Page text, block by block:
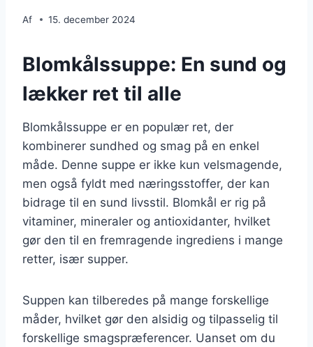
Af 15. december 2024
Blomkålssuppe: En sund og
lækker ret til alle
Blomkålssuppe er en populær ret, der
kombinerer sundhed og smag på en enkel
måde. Denne suppe er ikke kun velsmagende,
men også fyldt med næringsstoffer, der kan
bidrage til en sund livsstil. Blomkål er rig på
vitaminer, mineraler og antioxidanter, hvilket
gør den til en fremragende ingrediens i mange
retter, især supper.
Suppen kan tilberedes på mange forskellige
måder, hvilket gør den alsidig og tilpasselig til
forskellige smagspræferencer. Uanset om du